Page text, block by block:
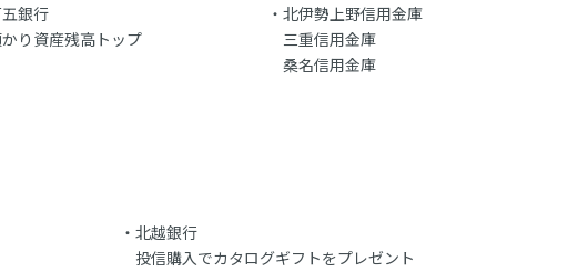
銀行
り資産残高トップ
北伊勢上野信用金庫
三重信用金庫
桑名信用金庫
北越銀行
投信購入でカタログギフトをプレゼント